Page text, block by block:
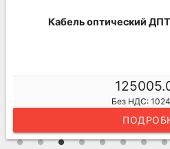
ДПТ-П-16У (2х8)-6кН